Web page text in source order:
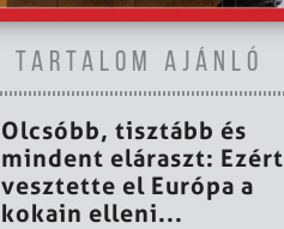
TARTALOM AJÁNLÓ
Olcsóbb, tisztább és
mindent eláraszt: Ezért
vesztette el Európa a
kokain elleni...